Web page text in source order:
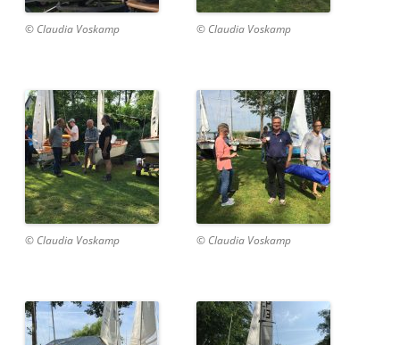
© Claudia Voskamp © Claudia Voskamp
© Claudia Voskamp © Claudia Voskamp